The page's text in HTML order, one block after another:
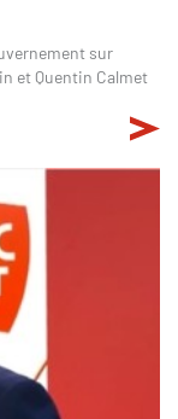
sur
et Quentin Calmet